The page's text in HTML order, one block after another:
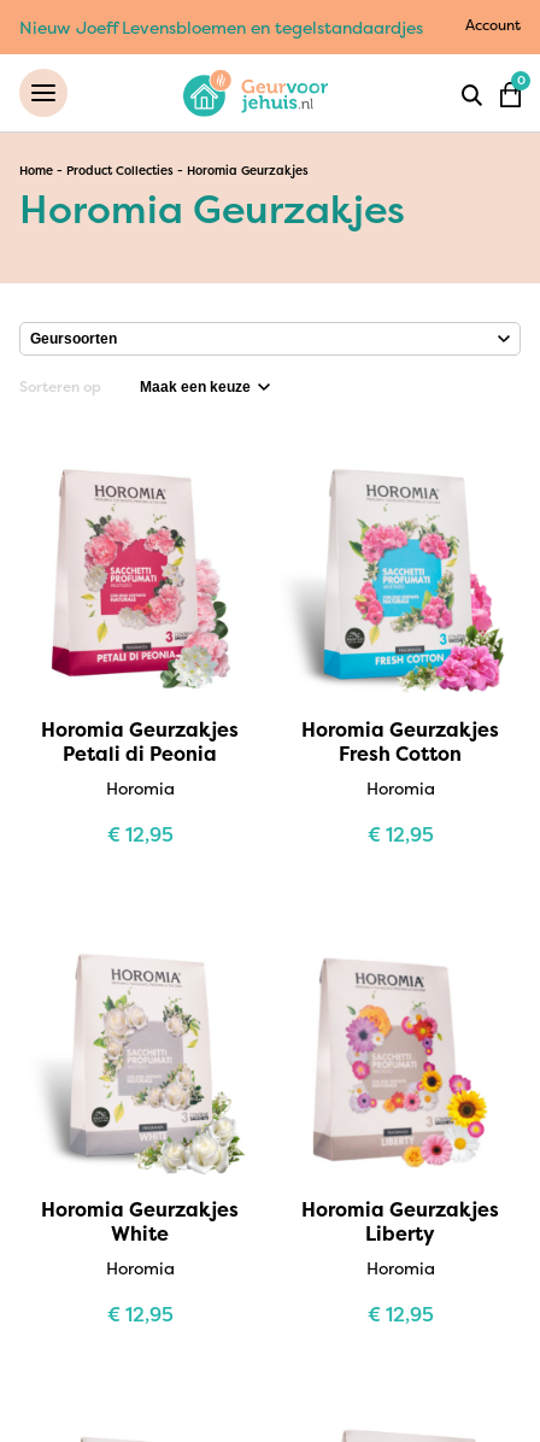
Nieuw Joeff Levensbloemen en tegelstandaardjes Account
0
Home - Product Collecties - Horomia Geurzakjes
Horomia Geurzakjes
Sorteren op
Horomia Geurzakjes
Petali di Peonia
Horomia
€12,95
Horomia Geurzakjes
Fresh Cotton
Horomia
€12,95
Horomia Geurzakjes
White
Horomia
€12,95
Horomia Geurzakjes
Liberty
Horomia
€12,95